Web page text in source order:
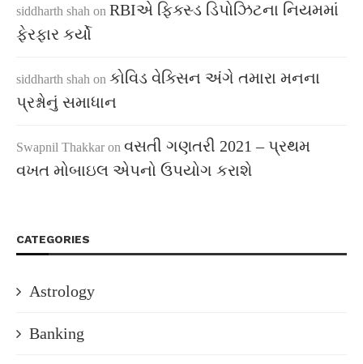
siddharth shah on RBIએ ફિક્સ્ડ ડિપોઝિટના નિયમમાં
ફેરફાર કર્યો
siddharth shah on કોવિડ વેક્સિન અંગે તમારા મનના
પ્રશ્નોનું સમાધાન
Swapnil Thakkar on વસતી ગણતરી 2021 – પ્રથમ
વખત મોબાઇલ એપનો ઉપયોગ કરાશે
CATEGORIES
Astrology
Banking